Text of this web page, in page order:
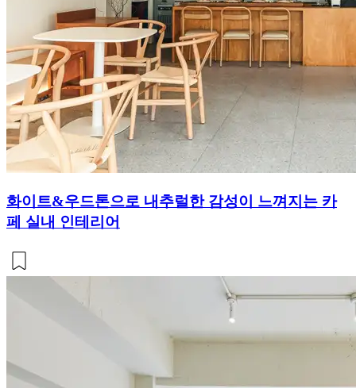
화이트&우드톤으로 내추럴한 감성이 느껴지는 카
페 실내 인테리어